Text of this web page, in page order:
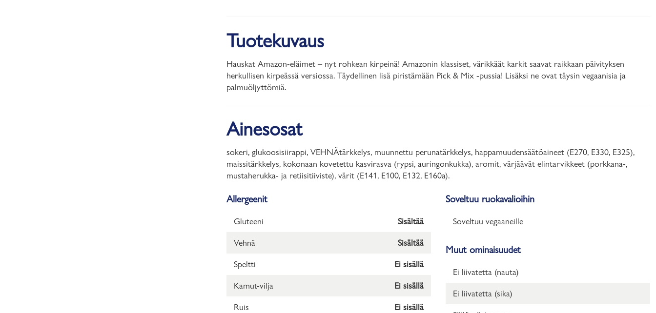
Tuotekuvaus
Hauskat Amazon-eläimet – nyt rohkean kirpeinä! Amazonin klassiset, värikkäät karkit saavat raikkaan päivityksen
herkullisen kirpeässä versiossa. Täydellinen lisä piristämään Pick & Mix -pussia! Lisäksi ne ovat täysin vegaanisia ja
palmuöljyttömiä.
Ainesosat
sokeri, glukoosisiirappi, VEHNÄtärkkelys, muunnettu perunatärkkelys, happamuudensäätöaineet (E270, E330, E325),
maissitärkkelys, kokonaan kovetettu kasvirasva (rypsi, auringonkukka), aromit, värjäävät elintarvikkeet (porkkana-,
mustaherukka- ja retiisitiiviste), värit (E141, E100, E132, E160a).
Allergeenit
Gluteeni Sisältää
Vehnä Sisältää
Speltti Ei sisällä
Kamut-vilja Ei sisällä
Ruis Ei sisällä
Soveltuu ruokavalioihin
Soveltuu vegaaneille
Muut ominaisuudet
Ei liivatetta (nauta)
Ei liivatetta (sika)